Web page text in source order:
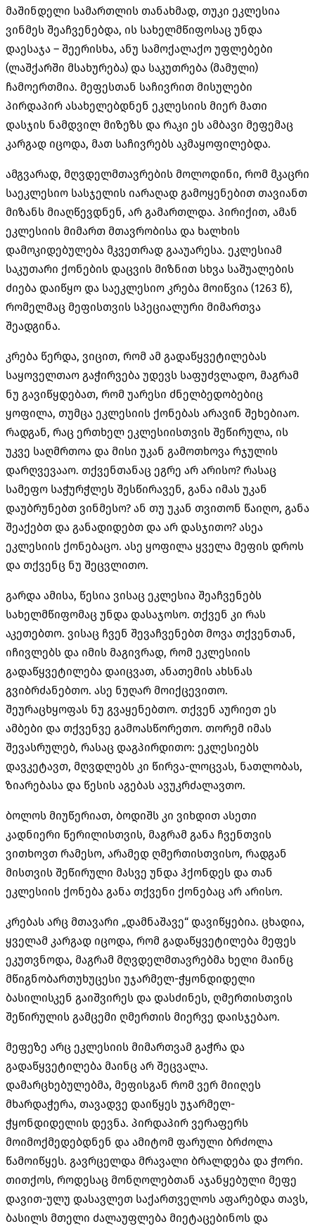
მაშინდელი სამართლის თანახმად, თუკი ეკლესია
ვინმეს შეაჩვენებდა, ის სახელმწიფოსაც უნდა
დაესაჯა – შეერისხა, ანუ სამოქალაქო უფლებები
(ლაშქარში მსახურება) და საკუთრება (მამული)
ჩამოერთმია. მეფესთან საჩივრით მისულები
პირდაპირ ასახელებდნენ ეკლესიის მიერ მათი
დასჯის ნამდვილ მიზეზს და რაკი ეს ამბავი მეფემაც
კარგად იცოდა, მათ საჩივრებს აკმაყოფილებდა.
ამგვარად, მღვდელმთავრების მოლოდინი, რომ მკაცრი
საეკლესიო სასჯელის იარაღად გამოყენებით თავიანთ
მიზანს მიაღწევდნენ, არ გამართლდა. პირიქით, ამან
ეკლესიის მიმართ მთავრობისა და ხალხის
დამოკიდებულება მკვეთრად გააუარესა. ეკლესიამ
საკუთარი ქონების დაცვის მიზნით სხვა საშუალების
ძიება დაიწყო და საეკლესიო კრება მოიწვია (1263 წ),
რომელმაც მეფისთვის სპეციალური მიმართვა
შეადგინა.
კრება წერდა, ვიცით, რომ ამ გადაწყვეტილებას
საყოველთაო გაჭირვება უდევს საფუძვლადო, მაგრამ
ნუ გავიწყდებათ, რომ უარესი ძნელბედობებიც
ყოფილა, თუმცა ეკლესიის ქონებას არავინ შეხებიაო.
რადგან, რაც ერთხელ ეკლესიისთვის შეწირულა, ის
უკვე საღმრთოა და მისი უკან გამოთხოვა რჯულის
დარღვევააო. თქვენთანაც ეგრე არ არისო? რასაც
სამეფო საჭურჭლეს შესწირავენ, განა იმას უკან
დაუბრუნებთ ვინმესო? ან თუ უკან თვითონ წაიღო, განა
შეაქებთ და განადიდებთ და არ დასჯითო? ასეა
ეკლესიის ქონებაცო. ასე ყოფილა ყველა მეფის დროს
და თქვენც ნუ შეცვლითო.
გარდა ამისა, წესია ვისაც ეკლესია შეაჩვენებს
სახელმწიფომაც უნდა დასაჯოსო. თქვენ კი რას
აკეთებთო. ვისაც ჩვენ შევაჩვენებთ მოვა თქვენთან,
იჩივლებს და იმის მაგივრად, რომ ეკლესიის
გადაწყვეტილება დაიცვათ, ანათემის ახსნას
გვიბრძანებთო. ასე ნუღარ მოიქცევითო.
შეურაცხყოფას ნუ გვაყენებთო. თქვენ აურიეთ ეს
ამბები და თქვენვე გამოასწორეთო. თორემ იმას
შევასრულებ, რასაც დაგპირდითო: ეკლესიებს
დავკეტავთ, მღვდლებს კი წირვა-ლოცვას, ნათლობას,
ზიარებასა და წესის აგებას ავუკრძალავთო.
ბოლოს მიუწერიათ, ბოდიშს კი ვიხდით ასეთი
კადნიერი წერილისთვის, მაგრამ განა ჩვენთვის
ვითხოვთ რამესო, არამედ ღმერთისთვისო, რადგან
მისთვის შეწირული მასვე უნდა ჰქონდეს და თან
ეკლესიის ქონება განა თქვენი ქონებაც არ არისო.
კრებას არც მთავარი „დამნაშავე“ დავიწყებია. ცხადია,
ყველამ კარგად იცოდა, რომ გადაწყვეტილება მეფეს
ეკუთვნოდა, მაგრამ მღვდელმთავრებმა ხელი მაინც
მწიგნობართუხუცესი უჯარმელ-ჭყონდიდელი
ბასილისკენ გაიშვირეს და დასძინეს, ღმერთისთვის
შეწირულის გამცემი ღმერთის მიერვე დაისჯებაო.
მეფეზე არც ეკლესიის მიმართვამ გაჭრა და
გადაწყვეტილება მაინც არ შეცვალა.
დამარცხებულებმა, მეფისგან რომ ვერ მიიღეს
მხარდაჭერა, თავადვე დაიწყეს უჯარმელ-
ჭყონდიდელის დევნა. პირდაპირ ვერაფერს
მოიმოქმედებდნენ და ამიტომ ფარული ბრძოლა
წამოიწყეს. გავრცელდა მრავალი ბრალდება და ჭორი.
თითქოს, როდესაც მონღოლებთან აჯანყებული მეფე
დავით-ულუ დასავლეთ საქართველოს აფარებდა თავს,
ბასილს მთელი ძალაუფლება მიეტაცებინოს და